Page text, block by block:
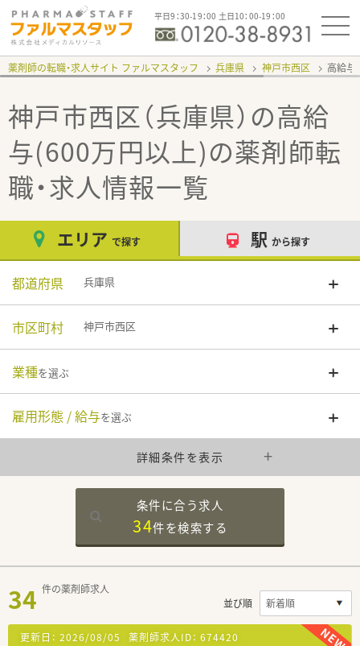
平日9：30-19：00 土日10：00-19：00
薬剤師の転職・求人サイト ファルマスタッフ 兵庫県 神戸市西区 高給与
神戸市西区（兵庫県）の高給
与(600万円以上)の薬剤師転
職・求人情報一覧
エリア で探す 駅 から探す
都道府県 兵庫県
市区町村 神戸市西区
業種を選ぶ
雇用形態 / 給与を選ぶ
詳細条件を表示
条件に合う求人
34件を検索する
34 件の薬剤師求人
並び順
更新日： 2026/08/05 薬剤師求人ID： 674420